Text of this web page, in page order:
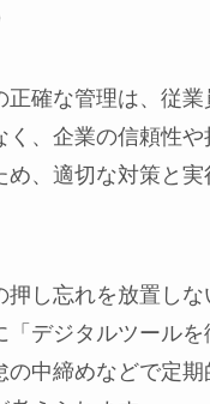
正確な管理は、従
く、企業の信頼性
め、適切な対策と
押し忘れを放置しな
「デジタルツールを
の中締めなどで定期